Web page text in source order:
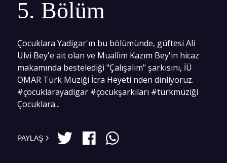
5. Bölüm
Çocuklara Yadigar'ın bu bölümünde, güftesi Ali
Ulvi Bey'e ait olan ve Muallim Kazım Bey'in hicaz
makamında bestelediği "Çalışalım" şarkısını, İÜ
OMAR Türk Müziği İcra Heyeti'nden dinliyoruz.
#çocuklarayadigar #çocukşarkıları #türkmüziği
Çocuklara...
PAYLAŞ